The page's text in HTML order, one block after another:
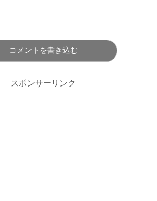
コメントを書き込む
スポンサーリンク